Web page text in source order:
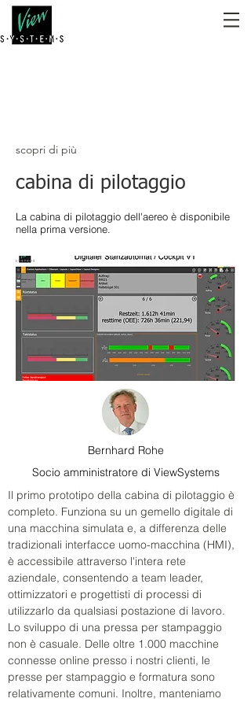
scopri di più
cabina di pilotaggio
La cabina di pilotaggio dell'aereo è disponibile
nella prima versione.
Bernhard Rohe
Socio amministratore di ViewSystems
Il primo prototipo della cabina di pilotaggio è
completo. Funziona su un gemello digitale di
una macchina simulata e, a differenza delle
tradizionali interfacce uomo-macchina (HMI),
è accessibile attraverso l'intera rete
aziendale, consentendo a team leader,
ottimizzatori e progettisti di processi di
utilizzarlo da qualsiasi postazione di lavoro.
Lo sviluppo di una pressa per stampaggio
non è casuale. Delle oltre 1.000 macchine
connesse online presso i nostri clienti, le
presse per stampaggio e formatura sono
relativamente comuni. Inoltre, manteniamo